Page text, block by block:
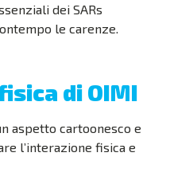
dei SARs
le carenze
di OIMI
aspetto cartoonesco e
l’interazione fisica e